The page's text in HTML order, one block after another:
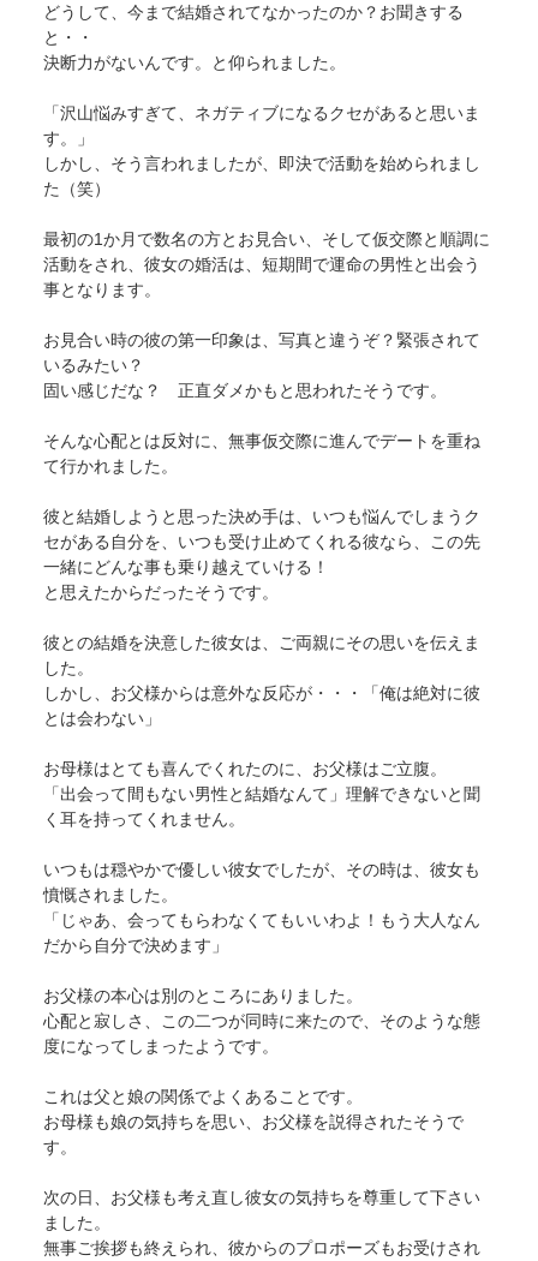
どうして、今まで結婚されてなかったのか？お聞きする
と・・
決断力がないんです。と仰られました。
「沢山悩みすぎて、ネガティブになるクセがあると思いま
す。」
しかし、そう言われましたが、即決で活動を始められまし
た（笑）
最初の1か月で数名の方とお見合い、そして仮交際と順調に
活動をされ、彼女の婚活は、短期間で運命の男性と出会う
事となります。
お見合い時の彼の第一印象は、写真と違うぞ？緊張されて
いるみたい？
固い感じだな？ 正直ダメかもと思われたそうです。
そんな心配とは反対に、無事仮交際に進んでデートを重ね
て行かれました。
彼と結婚しようと思った決め手は、いつも悩んでしまうク
セがある自分を、いつも受け止めてくれる彼なら、この先
一緒にどんな事も乗り越えていける！
と思えたからだったそうです。
彼との結婚を決意した彼女は、ご両親にその思いを伝えま
した。
しかし、お父様からは意外な反応が・・・「俺は絶対に彼
とは会わない」
お母様はとても喜んでくれたのに、お父様はご立腹。
「出会って間もない男性と結婚なんて」理解できないと聞
く耳を持ってくれません。
いつもは穏やかで優しい彼女でしたが、その時は、彼女も
憤慨されました。
「じゃあ、会ってもらわなくてもいいわよ！もう大人なん
だから自分で決めます」
お父様の本心は別のところにありました。
心配と寂しさ、この二つが同時に来たので、そのような態
度になってしまったようです。
これは父と娘の関係でよくあることです。
お母様も娘の気持ちを思い、お父様を説得されたそうで
す。
次の日、お父様も考え直し彼女の気持ちを尊重して下さい
ました。
無事ご挨拶も終えられ、彼からのプロポーズもお受けされ